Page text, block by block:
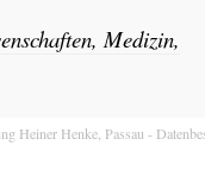
Medizin,
Heiner Henke, Passau -